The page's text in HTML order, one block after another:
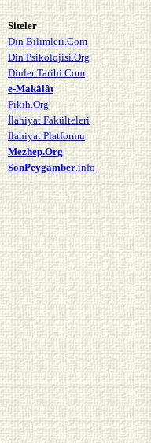
Siteler
Din Bilimleri.Com
Din Psikolojisi.Org
Dinler Tarihi.Com
e-Makâlât
Fikih.Org
İlahiyat Fakülteleri
İlahiyat Platformu
Mezhep.Org
SonPeygamber.info